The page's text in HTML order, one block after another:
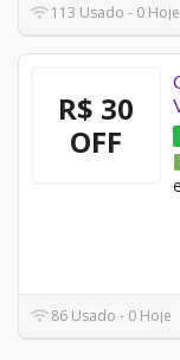
113 Usado - 0 Hoje
R$ 30
OFF
86 Usado - 0 Hoje